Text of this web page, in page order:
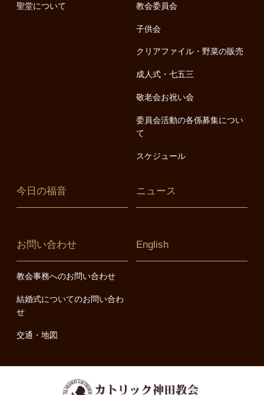
聖堂について 教会委員会
子供会
クリアファイル・野菜の販売
成人式・七五三
敬老会お祝い会
委員会活動の各係募集につい
て
スケジュール
今日の福音 ニュース
お問い合わせ
教会事務へのお問い合わせ
結婚式についてのお問い合わ
せ
交通・地図
English